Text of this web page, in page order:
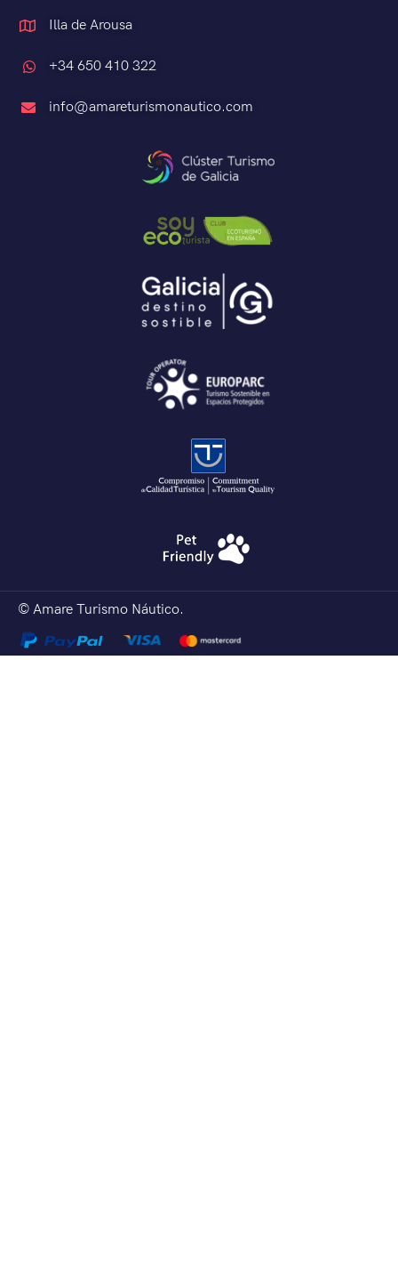
Illa de Arousa
+34 650 410 322
info@amareturismonautico.com
© Amare Turismo Náutico.